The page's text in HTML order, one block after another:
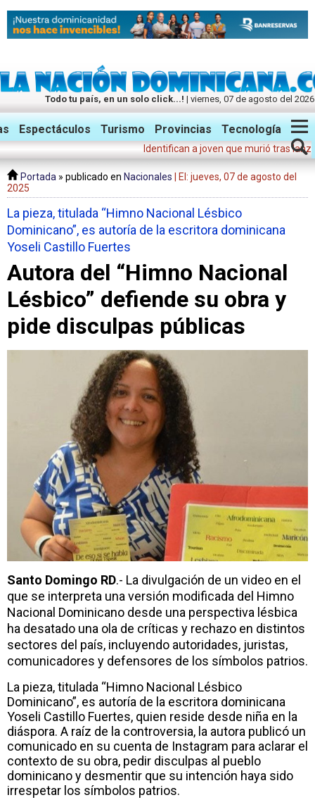
Todo tu país, en un solo click...! | viernes, 07 de agosto del 2026
Twitter Facebook Instagram
Espectáculos Turismo Provincias Tecnología
Identifican a joven que murió tras lanzarse
Portada » publicado en Nacionales
| El: jueves, 07 de agosto del
2025
La pieza, titulada “Himno Nacional Lésbico
Dominicano”, es autoría de la escritora dominicana
Yoseli Castillo Fuertes
Autora del “Himno Nacional
Lésbico” defiende su obra y
pide disculpas públicas
Santo Domingo RD.- La divulgación de un video en el
que se interpreta una versión modificada del Himno
Nacional Dominicano desde una perspectiva lésbica
ha desatado una ola de críticas y rechazo en distintos
sectores del país, incluyendo autoridades, juristas,
comunicadores y defensores de los símbolos patrios.
La pieza, titulada “Himno Nacional Lésbico
Dominicano”, es autoría de la escritora dominicana
Yoseli Castillo Fuertes, quien reside desde niña en la
diáspora. A raíz de la controversia, la autora publicó un
comunicado en su cuenta de Instagram para aclarar el
contexto de su obra, pedir disculpas al pueblo
dominicano y desmentir que su intención haya sido
irrespetar los símbolos patrios.